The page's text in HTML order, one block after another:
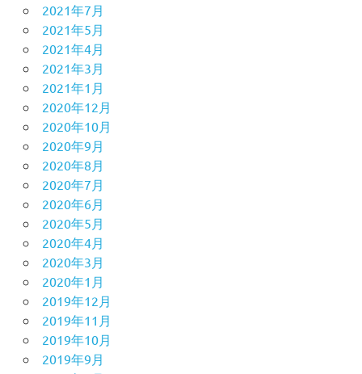
2021年7月
2021年5月
2021年4月
2021年3月
2021年1月
2020年12月
2020年10月
2020年9月
2020年8月
2020年7月
2020年6月
2020年5月
2020年4月
2020年3月
2020年1月
2019年12月
2019年11月
2019年10月
2019年9月